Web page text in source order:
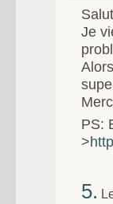
Je
PS:
>
5.